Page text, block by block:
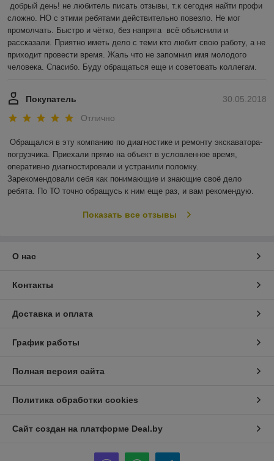
добрый день! не любитель писать отзывы, т.к сегодня найти профи
сложно. НО с этими ребятами действительно повезло. Не мог
промолчать. Быстро и чётко, без напряга  всё объяснили и
рассказали. Приятно иметь дело с теми кто любит свою работу, а не
приходит провести время. Жаль что не запомнил имя молодого
человека. Спасибо. Буду обращаться еще и советовать коллегам.
30.05.2018
Покупатель
Отлично
Обращался в эту компанию по диагностике и ремонту экскаватора-
погрузчика. Приехали прямо на объект в условленное время,
оперативно диагностировали и устранили поломку.
Зарекомендовали себя как понимающие и знающие своё дело
ребята. По ТО точно обращусь к ним еще раз, и вам рекомендую.
Показать все отзывы
О нас
Контакты
Доставка и оплата
График работы
Полная версия сайта
Политика обработки cookies
Сайт создан на платформе Deal.by